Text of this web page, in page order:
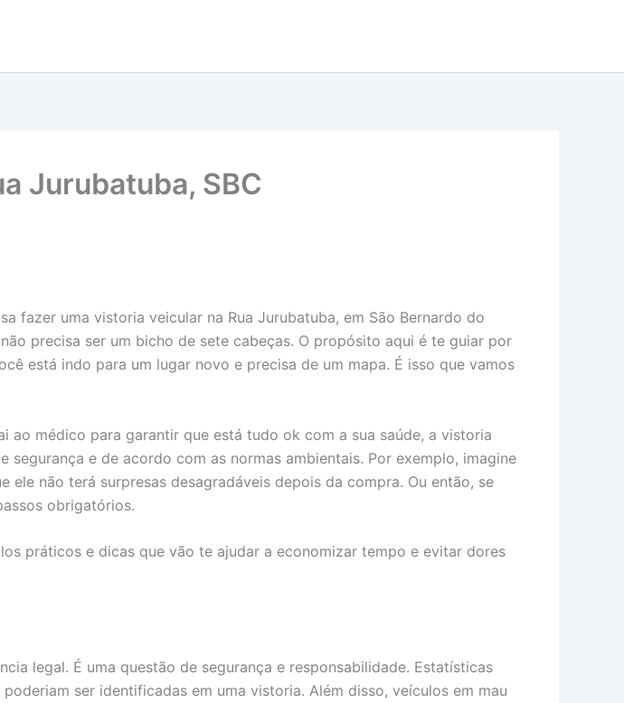
Jurubatuba, SBC
fazer uma vistoria veicular na Rua Jurubatuba, em São Bernardo do
precisa ser um bicho de sete cabeças. O propósito aqui é te guiar por
está indo para um lugar novo e precisa de um mapa. É isso que vamos
ao médico para garantir que está tudo ok com a sua saúde, a vistoria
e de acordo com as normas ambientais. Por exemplo, imagine
não terá surpresas desagradáveis depois da compra. Ou então, se
obrigatórios.
práticos e dicas que vão te ajudar a economizar tempo e evitar dores
legal. É uma questão de segurança e responsabilidade. Estatísticas
ser identificadas em uma vistoria. Além disso, veículos em mau